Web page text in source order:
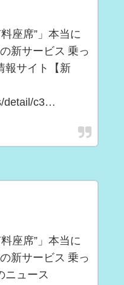
座席”」本当に
新サービス 乗っ
報サイト【新
detail/c3…
座席”」本当に
新サービス 乗っ
ニュース